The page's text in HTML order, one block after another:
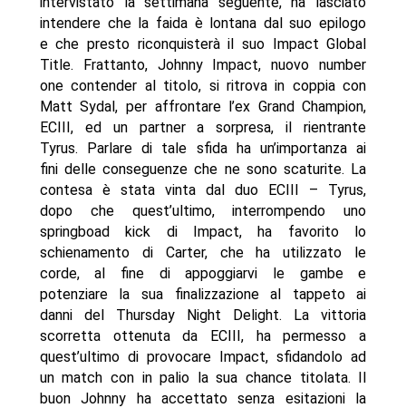
intendere che la faida è lontana dal suo epilogo
e che presto riconquisterà il suo Impact Global
Title. Frattanto, Johnny Impact, nuovo number
one contender al titolo, si ritrova in coppia con
Matt Sydal, per affrontare l’ex Grand Champion,
ECIII, ed un partner a sorpresa, il rientrante
Tyrus. Parlare di tale sfida ha un’importanza ai
fini delle conseguenze che ne sono scaturite. La
contesa è stata vinta dal duo ECIII – Tyrus,
dopo che quest’ultimo, interrompendo uno
springboad kick di Impact, ha favorito lo
schienamento di Carter, che ha utilizzato le
corde, al fine di appoggiarvi le gambe e
potenziare la sua finalizzazione al tappeto ai
danni del Thursday Night Delight. La vittoria
scorretta ottenuta da ECIII, ha permesso a
quest’ultimo di provocare Impact, sfidandolo ad
un match con in palio la sua chance titolata. Il
buon Johnny ha accettato senza esitazioni la